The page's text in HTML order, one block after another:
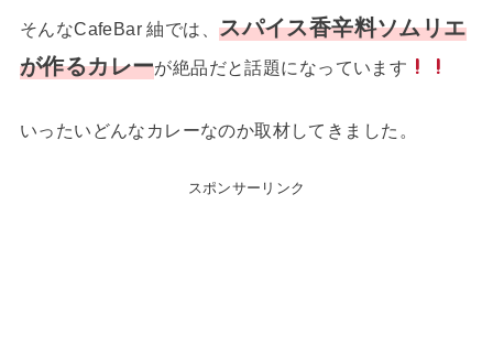
そんなCafeBar 紬では、スパイス香辛料ソムリエ
が作るカレーが絶品だと話題になっています
いったいどんなカレーなのか取材してきました。
スポンサーリンク